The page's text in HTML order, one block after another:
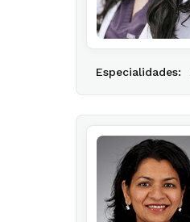
Especialidades: